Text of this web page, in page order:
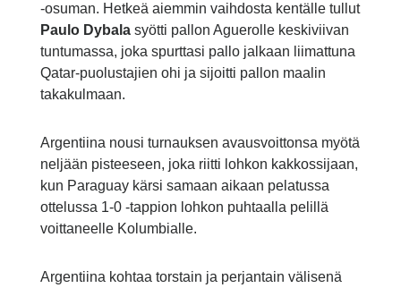
-osuman. Hetkeä aiemmin vaihdosta kentälle tullut
Paulo Dybalasyötti pallon Aguerolle keskiviivan
tuntumassa, joka spurttasi pallo jalkaan liimattuna
Qatar-puolustajien ohi ja sijoitti pallon maalin
takakulmaan.
Argentiina nousi turnauksen avausvoittonsa myötä
neljään pisteeseen, joka riitti lohkon kakkossijaan,
kun Paraguay kärsi samaan aikaan pelatussa
ottelussa 1-0 -tappion lohkon puhtaalla pelillä
voittaneelle Kolumbialle.
Argentiina kohtaa torstain ja perjantain välisenä